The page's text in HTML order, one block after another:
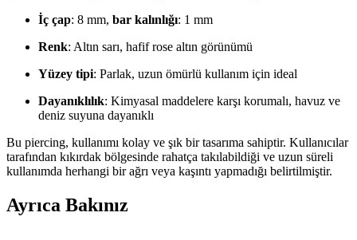
İç çap: 8 mm, bar kalınlığı: 1 mm
Renk: Altın sarı, hafif rose altın görünümü
Yüzey tipi: Parlak, uzun ömürlü kullanım için ideal
Dayanıklılık: Kimyasal maddelere karşı korumalı, havuz ve
deniz suyuna dayanıklı
Bu piercing, kullanımı kolay ve şık bir tasarıma sahiptir. Kullanıcılar
tarafından kıkırdak bölgesinde rahatça takılabildiği ve uzun süreli
kullanımda herhangi bir ağrı veya kaşıntı yapmadığı belirtilmiştir.
Ayrıca Bakınız